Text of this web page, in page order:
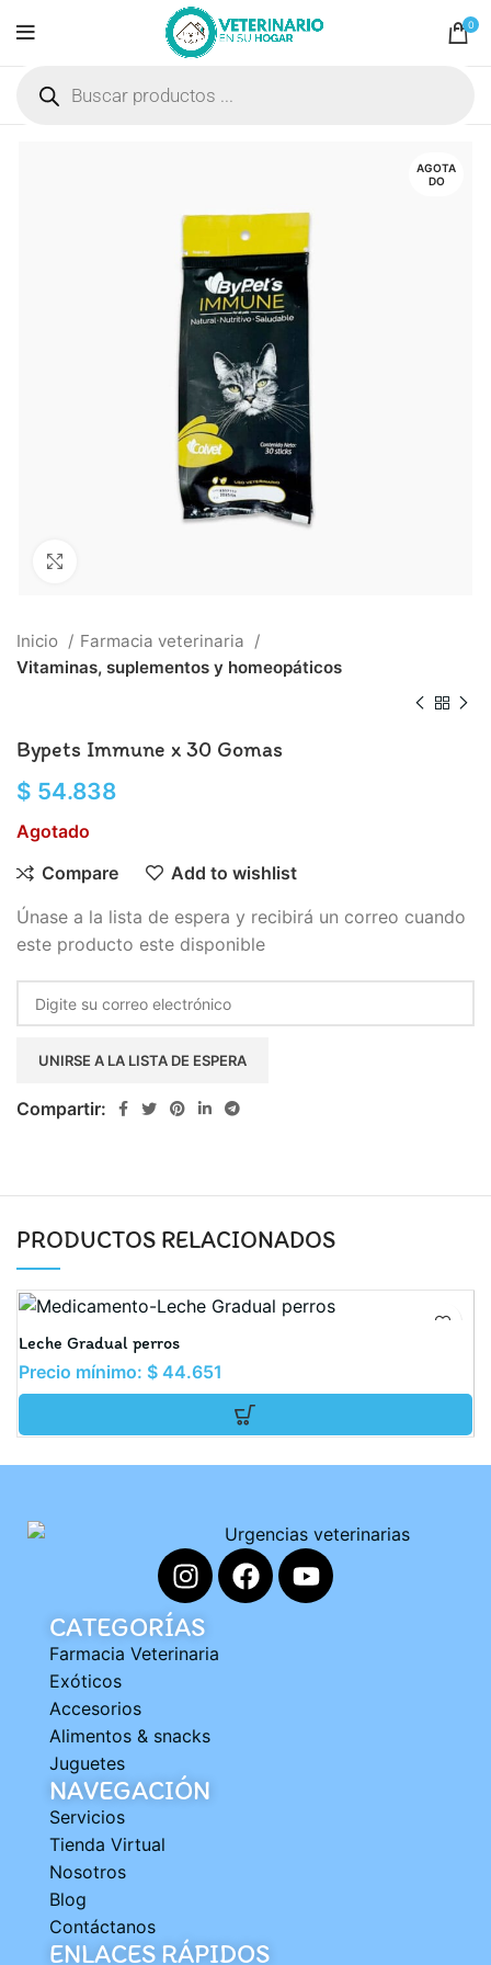
0
AGOTA
DO
Inicio
Farmacia veterinaria
Vitaminas, suplementos y homeopáticos
Bypets Immune x 30 Gomas
$ 54.838
Agotado
Compare
Add to wishlist
Únase a la lista de espera y recibirá un correo cuando
este producto este disponible
Enter
your
to
this
product
UNIRSE A LA LISTA DE ESPERA
Compartir:
PRODUCTOS RELACIONADOS
Leche Gradual perros
Precio mínimo: $ 44.651
CATEGORÍAS
Farmacia Veterinaria
Exóticos
Accesorios
Alimentos & snacks
Juguetes
NAVEGACIÓN
Servicios
Tienda Virtual
Nosotros
Blog
Contáctanos
ENLACES RÁPIDOS